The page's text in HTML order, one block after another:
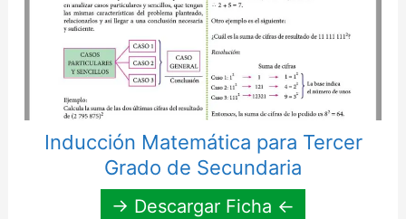
Inducción Matemática para Tercer
Grado de Secundaria
→ Descargar Ficha ←